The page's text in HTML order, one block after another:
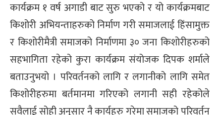
कार्यक्रम १ वर्ष अगाडी बाट सुरु भएको र यो कार्यक्रमबाट
किशोरी अभियन्ताहरुको निर्माण गरी समाजलाई हिंसामुक्त
र किशोरीमैत्री समाजको निर्माणमा ३० जना किशोरीहरुको
सहभागिता रहेको कुरा कार्यक्रम संयोजक दिपक शर्माले
बताउनुभयो । परिवर्तनको लागि र लगानीको लागि समेत
किशोरीहरुमा बर्तमानमा गरिएको लगानी सही रहेकोले
सवैलाई सोही अनुसार नै कार्यहरु गरेमा समाजको परिवर्तन